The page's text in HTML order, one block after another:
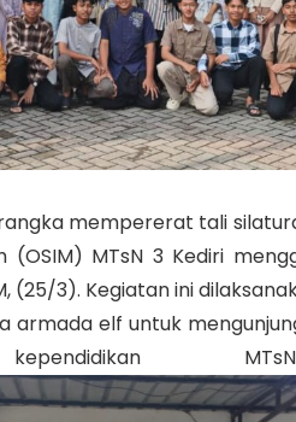
mempererat tali
(OSIM) MTsN 3 Kediri
(25/3). Kegiatan ini
armada elf untuk